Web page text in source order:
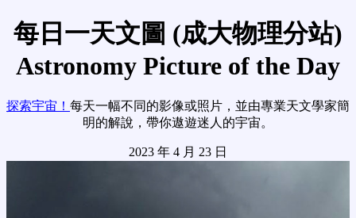
每日一天文圖 (成大物理分站)
Astronomy Picture of the Day
探索宇宙！ 每天一幅不同的影像或照片，並由專業天文學家簡
明的解說，帶你遨遊迷人的宇宙。
2023 年 4 月 23 日